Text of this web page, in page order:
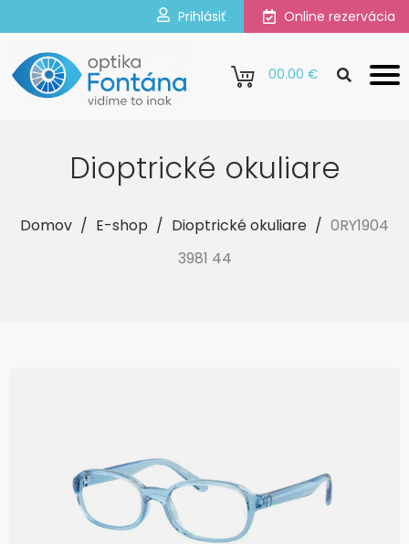
Prihlásiť Online rezervácia
00.00 €
Dioptrické okuliare
Domov / E-shop / Dioptrické okuliare / 0RY1904
3981 44